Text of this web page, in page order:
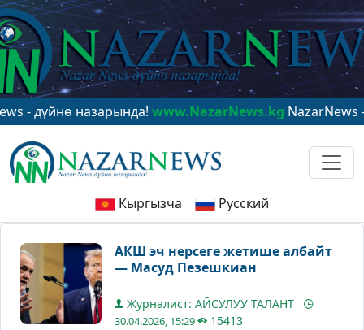
назарында!www.NazarNews.kgNazarNews - в
Кыргызча Русский
АКШ эч нерсеге жетише албайт
— Масуд Пезешкиан
Журналист: АЙСУЛУУ ТАЛАНТ
30.04.2026, 15:29 15413